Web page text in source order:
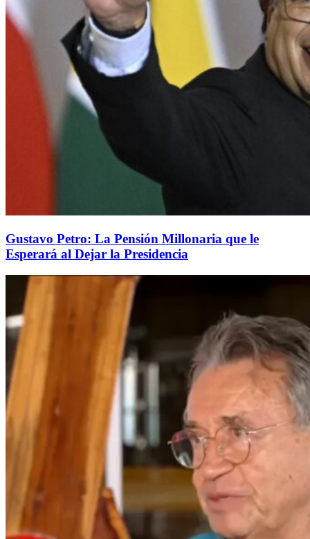
Gustavo Petro: La Pensión Millonaria que le
Esperará al Dejar la Presidencia